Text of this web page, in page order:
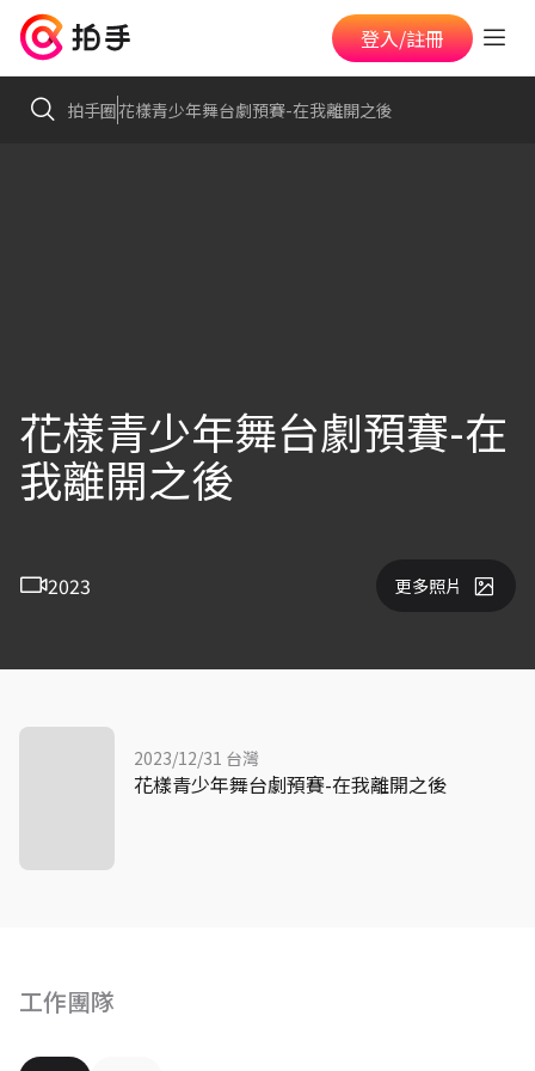
登入/註冊
拍手圈花樣青少年舞台劇預賽-在我離開之後
花樣青少年舞台劇預賽-在
我離開之後
2023 更多照片
工作團隊
2023/12/31 台灣
花樣青少年舞台劇預賽-在我離開之後